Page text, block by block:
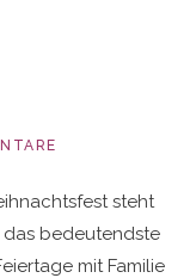
steht
das bedeutendste
mit Familie